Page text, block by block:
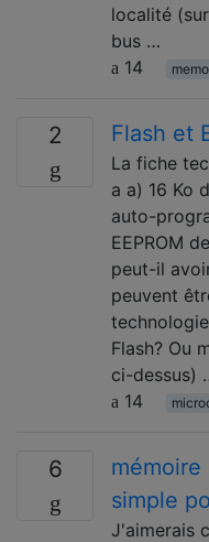
localité
bus …
14
2 Flash et
La fiche
a a) 16 Ko
auto-
EEPROM
peut-il
peuvent
Flash? Ou
ci-dessus)
14
6
simple
J'aimerais